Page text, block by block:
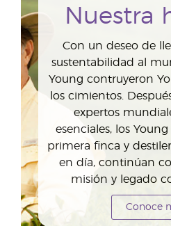
Nuestra
Con un deseo de
sustentabilidad al
Young contruyeron
los cimientos.
expertos
esenciales, los
primera finca y
en día, continúan
misión y legado
Conoce